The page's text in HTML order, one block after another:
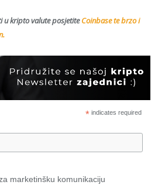
u kripto valute posjetite Coinbase te brzo i
*indicates required
marketinšku komunikaciju